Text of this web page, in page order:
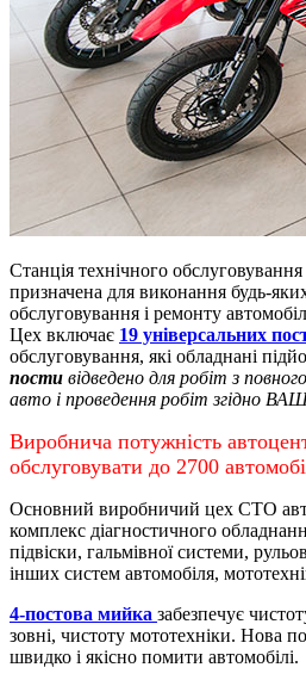
Станція технічного
призначена для виконання будь-
обслуговування і ремонту
Цех включає 19 універсальних
обслуговування, які обладнані
пости відведено для робіт з
авто і проведення робіт згідно
Виробнича потужність
обслуговувати до 2700
Основний виробничий цех СТО
комплекс діагностичного
підвіски, гальмівної системи,
інших систем автомобіля,
4-постова мийка забезпечує
зовні, чистоту мототехніки. Нова
швидко і якісно помити автомобілі.